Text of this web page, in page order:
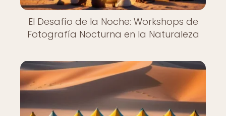
El Desafío de la Noche: Workshops de
Fotografía Nocturna en la Naturaleza